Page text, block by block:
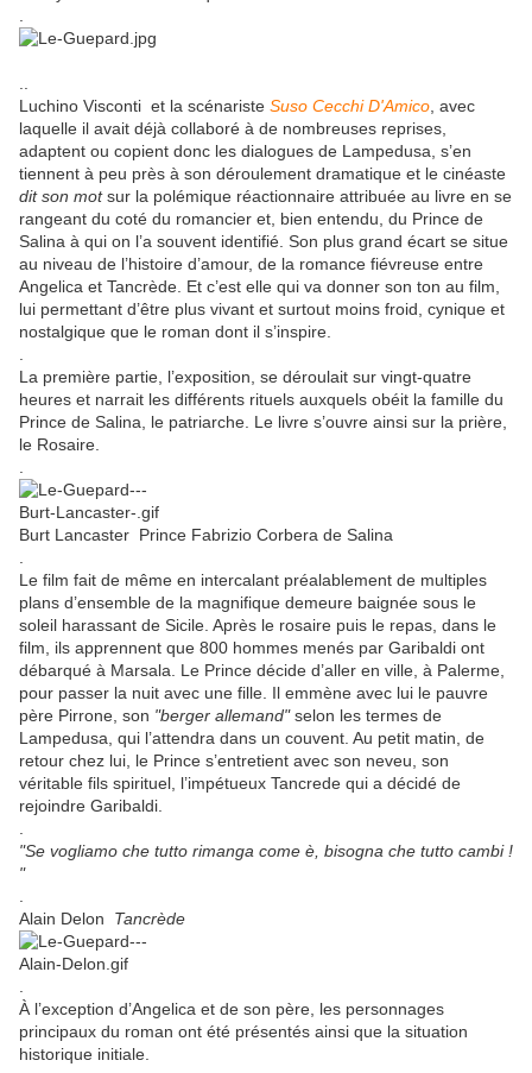
Luchino Visconti et la scénariste Suso Cecchi D'Amico , avec
laquelle il avait déjà collaboré à de nombreuses reprises,
adaptent ou copient donc les dialogues de Lampedusa, s’en
tiennent à peu près à son déroulement dramatique et le cinéaste
dit son motsur la polémique réactionnaire attribuée au livre en se
rangeant du coté du romancier et, bien entendu, du Prince de
Salina à qui on l’a souvent identifié. Son plus grand écart se situe
au niveau de l’histoire d’amour, de la romance fiévreuse entre
Angelica et Tancrède. Et c’est elle qui va donner son ton au film,
lui permettant d’être plus vivant et surtout moins froid, cynique et
nostalgique que le roman dont il s’inspire.
La première partie, l’exposition, se déroulait sur vingt-quatre
heures et narrait les différents rituels auxquels obéit la famille du
Prince de Salina, le patriarche. Le livre s’ouvre ainsi sur la prière,
le Rosaire.
Burt Lancaster Prince Fabrizio Corbera de Salina
Le film fait de même en intercalant préalablement de multiples
plans d’ensemble de la magnifique demeure baignée sous le
soleil harassant de Sicile. Après le rosaire puis le repas, dans le
film, ils apprennent que 800 hommes menés par Garibaldi ont
débarqué à Marsala. Le Prince décide d’aller en ville, à Palerme,
pour passer la nuit avec une fille. Il emmène avec lui le pauvre
père Pirrone, son "berger allemand"selon les termes de
Lampedusa, qui l’attendra dans un couvent. Au petit matin, de
retour chez lui, le Prince s’entretient avec son neveu, son
véritable fils spirituel, l’impétueux Tancrede qui a décidé de
rejoindre Garibaldi.
"Se vogliamo che tutto rimanga come è, bisogna che tutto cambi !
"
Alain Delon Tancrède
À l’exception d’Angelica et de son père, les personnages
principaux du roman ont été présentés ainsi que la situation
historique initiale.